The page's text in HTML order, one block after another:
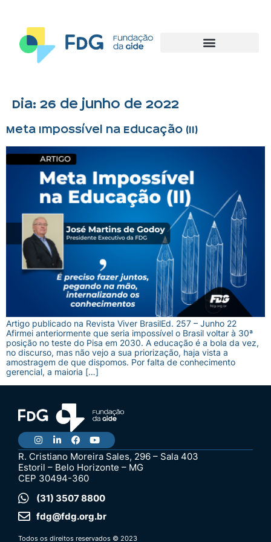
Dia: 26 de junho de 2022
Meta Impossível na Educação (II)
Artigo publicado na Revista Viver BrasilEd. 257 – Junho 22
Afirmei anteriormente que seria impossível o Brasil voltar à 30ª
posição no teste do Pisa em 2030. A educação é a bola da vez,
no discurso, mas não vejo a sua priorização, haja vista a
amostragem de que dispomos. Por falta de conhecimento
gerencial, a maioria […]
R. Cristiano Moreira Sales, 296 – Sala 403
Estoril – Belo Horizonte – MG
CEP 30494-360
(31) 3507 8800
fdg@fdg.org.br
Todos os direitos reservados © 2023